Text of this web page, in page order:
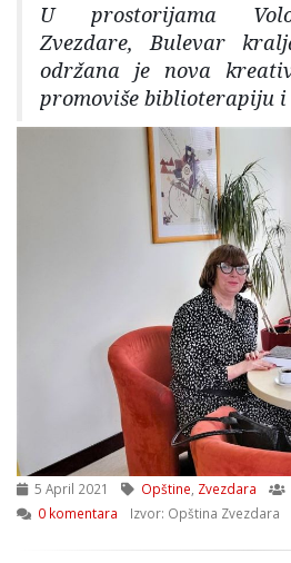
U prostorijama
Zvezdare, Bulevar
održana je nova
promoviše biblioterapiju
5 April 2021 Opštine Zvezdara
0 komentara
Izvor: Opština Zvezdara